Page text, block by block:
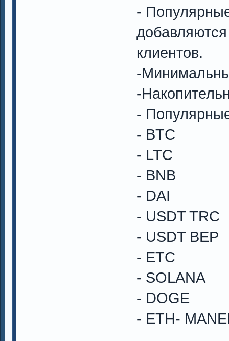
-
клиентов.
-
-
-
- BTC
- LTC
- BNB
- DAI
- USDT TRC
- USDT BEP
- ETC
- SOLANA
- DOGE
- ETH-